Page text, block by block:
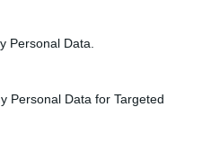
Personal Data.
Personal Data for Targeted